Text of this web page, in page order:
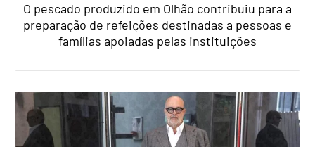
O pescado produzido em Olhão contribuiu para a
preparação de refeições destinadas a pessoas e
famílias apoiadas pelas instituições